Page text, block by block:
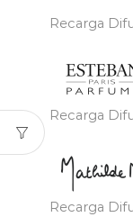
Recarga
Recarga
Recarga